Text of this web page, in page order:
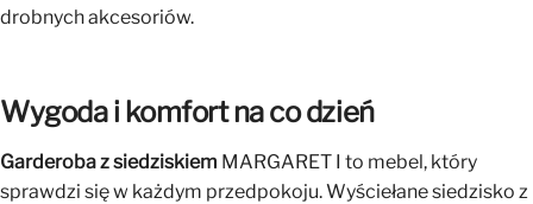
drobnych akcesoriów.
Wygoda i komfort na co dzień
Garderoba z siedziskiem MARGARET I to mebel, który
sprawdzi się w każdym przedpokoju. Wyściełane siedzisko z